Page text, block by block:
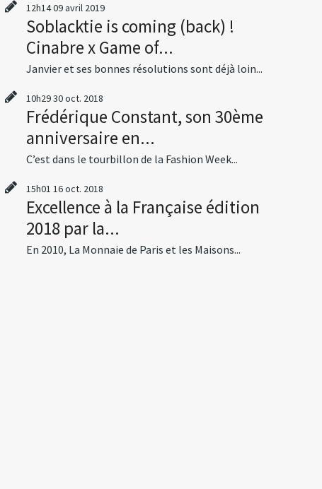
12h1409avril 2019
Soblacktie is coming (back) !
Cinabre x Game of...
Janvier et ses bonnes résolutions sont déjà loin...
10h2930oct. 2018
Frédérique Constant, son 30ème
anniversaire en...
C’est dans le tourbillon de la Fashion Week...
15h01 16oct. 2018
Excellence à la Française édition
2018 par la...
En 2010, La Monnaie de Paris et les Maisons...